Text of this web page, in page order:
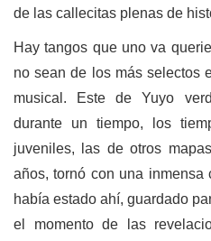
de las callecitas plenas de
Hay tangos que uno va
no sean de los más selectos
musical. Este de Yuyo
durante un tiempo, los
juveniles, las de otros
años, tornó con una inmensa
había estado ahí, guardado
el momento de las